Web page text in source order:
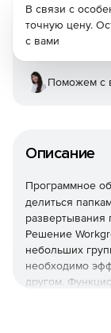
Описание
Программное
делиться
развертывания
Решение
небольших
необходимо
другом.
В связи с
точную цену.
с вами
Поможем с